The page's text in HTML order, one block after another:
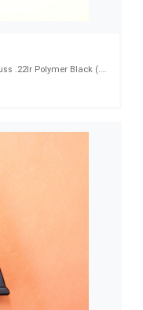
Ruger 10/22: Magazin Ruger BX-25 25-Schuss .22lr Polymer Black (.22lfB/.22L.R.)